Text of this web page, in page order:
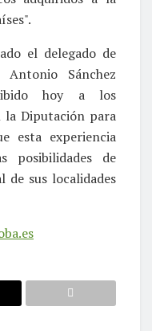
el delegado de
Antonio Sánchez
hoy a los
la Diputación para
esta experiencia
posibilidades de
de sus localidades